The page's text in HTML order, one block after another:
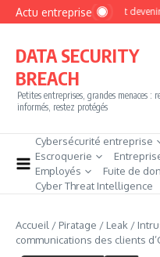
Aller au contenu
Actu entrepriseComment devenir
DATA SECURITY
BREACH
Petites entreprises, grandes menaces :
informés, restez protégés
Cybersécurité entreprise
Escroquerie
Employés
Fuite de
Cyber Threat Intelligence
Accueil / Piratage / Leak /
communications des clients